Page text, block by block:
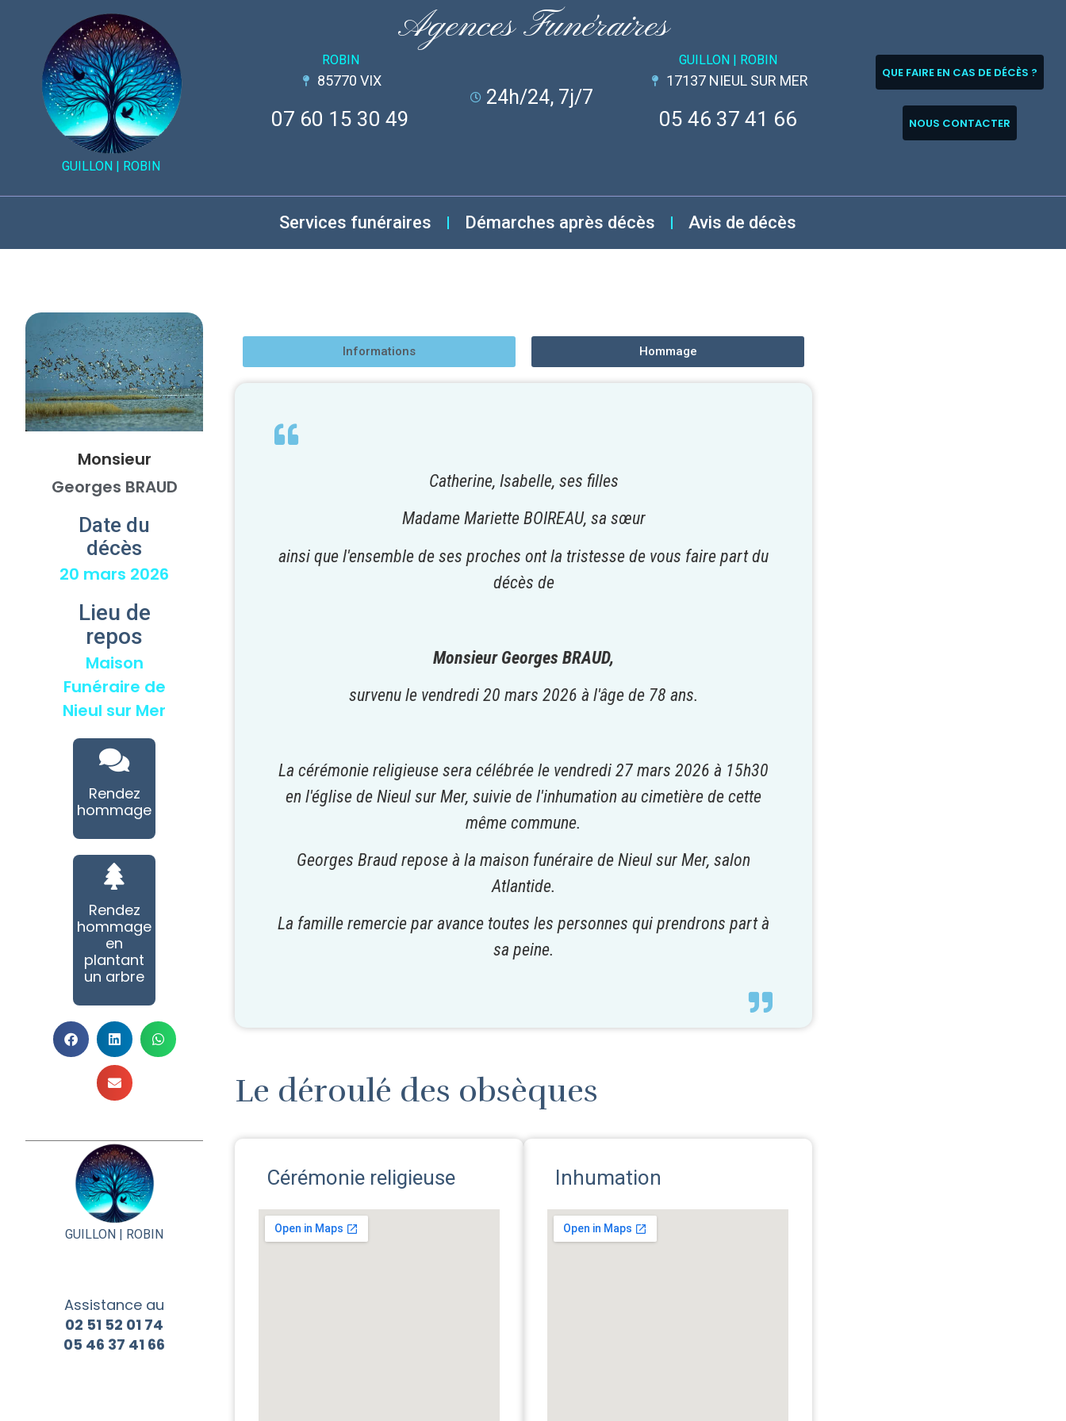
Agences Funéraires
GUILLON | ROBIN
ROBIN
85770 VIX
07 60 15 30 49
24h/24, 7j/7
GUILLON | ROBIN
17137 NIEUL SUR MER
05 46 37 41 66
QUE FAIRE EN CAS DE DÉCÈS ?
NOUS CONTACTER
Services funéraires Démarches après décès Avis de décès
Monsieur
Georges BRAUD
Date du
décès
20 mars 2026
Lieu de
repos
Maison
Funéraire de
Nieul sur Mer
Rendez
hommage
Rendez
hommage
en
plantant
un arbre
GUILLON | ROBIN
Assistance au
02 51 52 01 74
05 46 37 41 66
Informations Hommage
Catherine, Isabelle, ses filles
Madame Mariette BOIREAU, sa sœur
ainsi que l'ensemble de ses proches ont la tristesse de vous faire part du
décès de
Monsieur Georges BRAUD,
survenu le vendredi 20 mars 2026 à l'âge de 78 ans.
La cérémonie religieuse sera célébrée le vendredi 27 mars 2026 à 15h30
en l'église de Nieul sur Mer, suivie de l'inhumation au cimetière de cette
même commune.
Georges Braud repose à la maison funéraire de Nieul sur Mer, salon
Atlantide.
La famille remercie par avance toutes les personnes qui prendrons part à
sa peine.
Le déroulé des obsèques
Cérémonie religieuse Inhumation